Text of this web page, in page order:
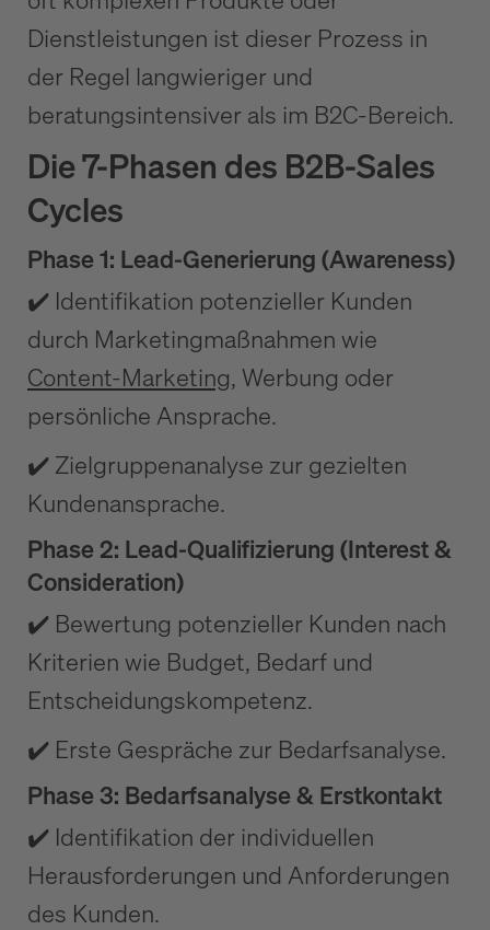
Dienstleistungen ist dieser Prozess in
der Regel langwieriger und
beratungsintensiver als im B2C-Bereich.
Die 7-Phasen des B2B-Sales
Cycles
Phase 1: Lead-Generierung (Awareness)
✔️ Identifikation potenzieller Kunden
durch Marketingmaßnahmen wie
Content-Marketing, Werbung oder
persönliche Ansprache.
✔️ Zielgruppenanalyse zur gezielten
Kundenansprache.
Phase 2: Lead-Qualifizierung (Interest &
Consideration)
✔️ Bewertung potenzieller Kunden nach
Kriterien wie Budget, Bedarf und
Entscheidungskompetenz.
✔️ Erste Gespräche zur Bedarfsanalyse.
Phase 3: Bedarfsanalyse & Erstkontakt
✔️ Identifikation der individuellen
Herausforderungen und Anforderungen
des Kunden.